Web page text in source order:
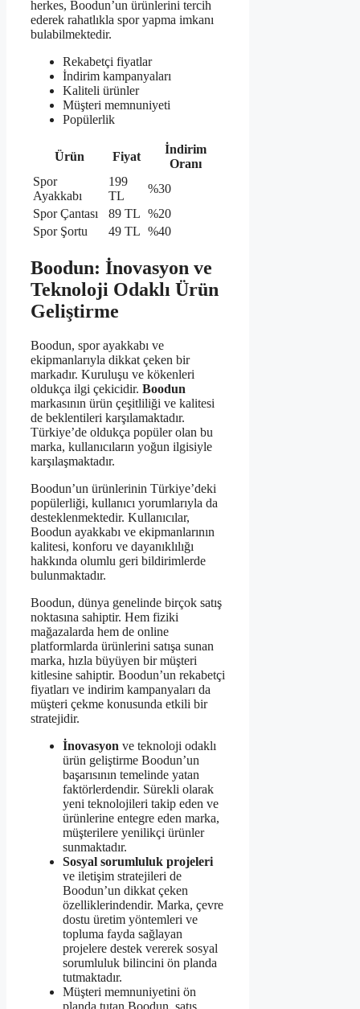
herkes, Boodun’un ürünlerini tercih
ederek rahatlıkla spor yapma imkanı
bulabilmektedir.
Rekabetçi fiyatlar
İndirim kampanyaları
Kaliteli ürünler
Müşteri memnuniyeti
Popülerlik
Ürün Fiyat
İndirim
Oranı
Spor
Ayakkabı
199
TL
%30
Spor Çantası
89 TL %20
Spor Şortu
49 TL %40
Boodun: İnovasyon ve
Teknoloji Odaklı Ürün
Geliştirme
Boodun, spor ayakkabı ve
ekipmanlarıyla dikkat çeken bir
markadır. Kuruluşu ve kökenleri
oldukça ilgi çekicidir. Boodun
markasının ürün çeşitliliği ve kalitesi
de beklentileri karşılamaktadır.
Türkiye’de oldukça popüler olan bu
marka, kullanıcıların yoğun ilgisiyle
karşılaşmaktadır.
Boodun’un ürünlerinin Türkiye’deki
popülerliği, kullanıcı yorumlarıyla da
desteklenmektedir. Kullanıcılar,
Boodun ayakkabı ve ekipmanlarının
kalitesi, konforu ve dayanıklılığı
hakkında olumlu geri bildirimlerde
bulunmaktadır.
Boodun, dünya genelinde birçok satış
noktasına sahiptir. Hem fiziki
mağazalarda hem de online
platformlarda ürünlerini satışa sunan
marka, hızla büyüyen bir müşteri
kitlesine sahiptir. Boodun’un rekabetçi
fiyatları ve indirim kampanyaları da
müşteri çekme konusunda etkili bir
stratejidir.
İnovasyon ve teknoloji odaklı
ürün geliştirme Boodun’un
başarısının temelinde yatan
faktörlerdendir. Sürekli olarak
yeni teknolojileri takip eden ve
ürünlerine entegre eden marka,
müşterilere yenilikçi ürünler
sunmaktadır.
Sosyal sorumluluk projeleri
ve iletişim stratejileri de
Boodun’un dikkat çeken
özelliklerindendir. Marka, çevre
dostu üretim yöntemleri ve
topluma fayda sağlayan
projelere destek vererek sosyal
sorumluluk bilincini ön planda
tutmaktadır.
Müşteri memnuniyetini ön
planda tutan Boodun, satış